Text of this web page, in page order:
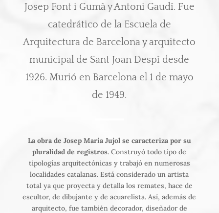
Josep Font i Gumà y Antoni Gaudí. Fue
catedrático de la Escuela de
Arquitectura de Barcelona y arquitecto
municipal de Sant Joan Despí desde
1926. Murió en Barcelona el 1 de mayo
de 1949.
La obra de Josep Maria Jujol se caracteriza por su
pluralidad de registros. Construyó todo tipo de
tipologías arquitectónicas y trabajó en numerosas
localidades catalanas. Está considerado un artista
total ya que proyecta y detalla los remates, hace de
escultor, de dibujante y de acuarelista. Así, además de
arquitecto, fue también decorador, diseñador de